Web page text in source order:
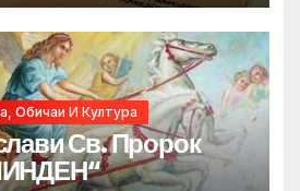
Обичаи И Култура
Св. Пророк